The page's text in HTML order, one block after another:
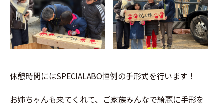
休憩時間にはSPECIALABO恒例の手形式を行います！
お姉ちゃんも来てくれて、ご家族みんなで綺麗に手形を